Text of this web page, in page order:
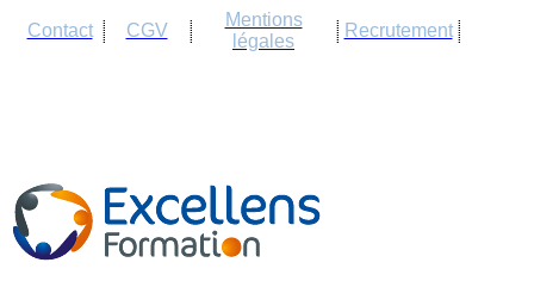
Contact CGV
Mentions
légales
Recrutement